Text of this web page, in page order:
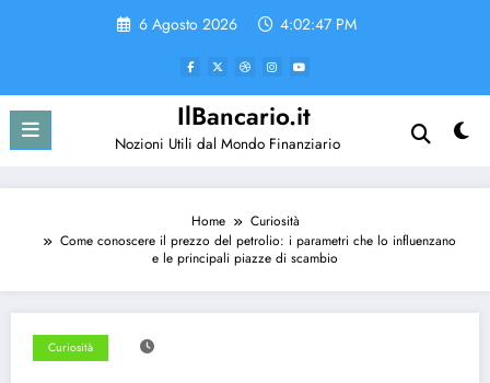
6 Agosto 2026 4:02:47 PM
IlBancario.it
Nozioni Utili dal Mondo Finanziario
Home
Curiosità
Come conoscere il prezzo del petrolio: i parametri che lo influenzano
e le principali piazze di scambio
Curiosità